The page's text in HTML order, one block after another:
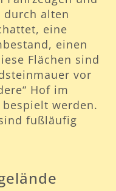
durch alten
eine
einen
Flächen sind
vor
Hof im
werden.
fußläufig